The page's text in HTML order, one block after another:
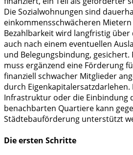
Die Sozialwohnungen sind
einkommensschwächeren
Bezahlbarkeit wird langfristig über
auch nach einem eventuellen
und Belegungsbindung, gesichert.
muss ergänzend eine Förderung
finanziell schwacher Mitglieder
durch Eigenkapitalersatzdarlehen.
Infrastruktur oder die Einbindung
benachbarten Quartiere kann
Städtebauförderung unterstützt
Die ersten Schritte